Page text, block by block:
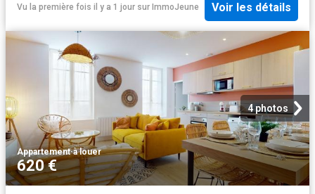
Vu la première fois il y a 1 jour sur ImmoJeune Voir les détails
4 photos
Appartement·à louer
620 €